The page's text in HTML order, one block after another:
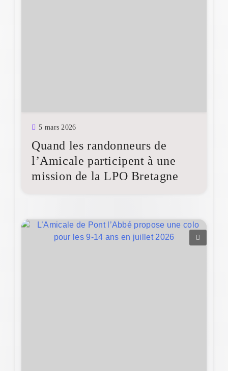
5 mars 2026
Quand les randonneurs de
l’Amicale participent à une
mission de la LPO Bretagne